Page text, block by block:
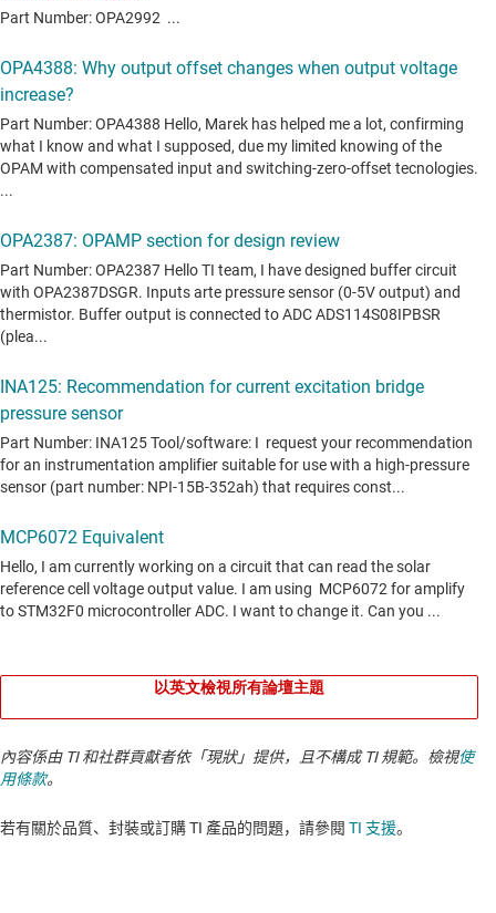
以英文檢視所有論壇主題
內容係由 TI 和社群貢獻者依「現狀」提供，且不構成 TI 規範。檢視使
用條款。
若有關於品質、封裝或訂購 TI 產品的問題，請參閱 TI 支援。​​​​​​​​​​​​​​